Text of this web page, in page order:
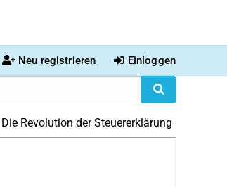
Neu registrieren Einloggen
Revolution der Steuererklärung